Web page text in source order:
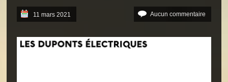
11 mars 2021 Aucun commentaire